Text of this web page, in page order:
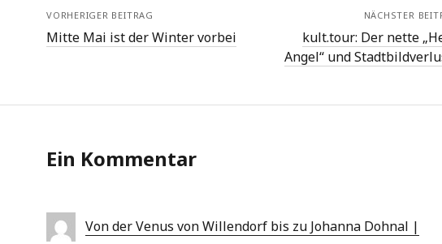
VORHERIGER BEITRAG
Mitte Mai ist der Winter vorbei
NÄCHSTER
kult.tour: Der nette
Angel“ und
Ein Kommentar
Von der Venus von Willendorf bis zu Johanna Dohnal |